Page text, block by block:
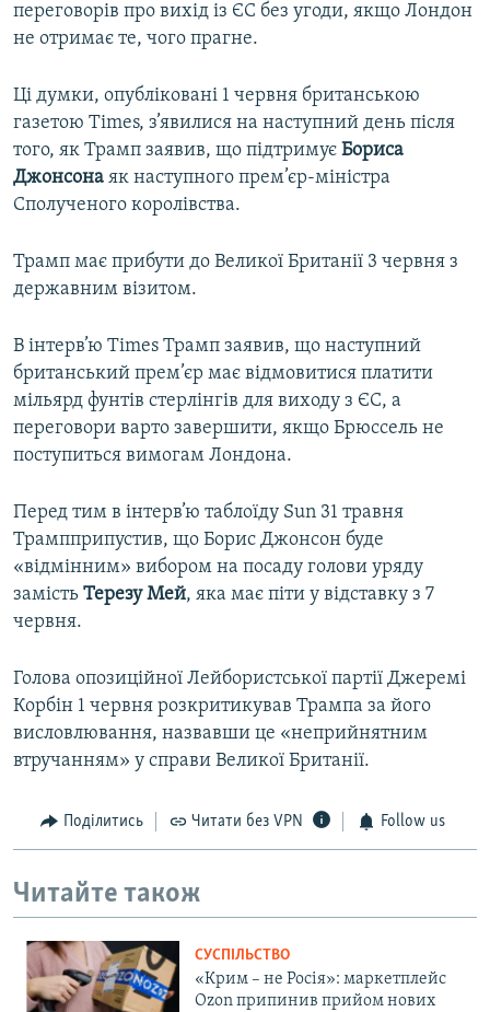
переговорів про вихід із ЄС без угоди, якщо Лондон
не отримає те, чого прагне.
Ці думки, опубліковані 1 червня британською
газетою Times, з’явилися на наступний день після
того, як Трамп заявив, що підтримує Бориса
Джонсона як наступного прем’єр-міністра
Сполученого королівства.
Трамп має прибути до Великої Британії 3 червня з
державним візитом.
В інтерв’ю Times Трамп заявив, що наступний
британський прем’єр має відмовитися платити
мільярд фунтів стерлінгів для виходу з ЄС, а
переговори варто завершити, якщо Брюссель не
поступиться вимогам Лондона.
Перед тим в інтерв’ю таблоїду Sun 31 травня
Трампприпустив, що Борис Джонсон буде
«відмінним» вибором на посаду голови уряду
замість Терезу Мей, яка має піти у відставку з 7
червня.
Голова опозиційної Лейбористської партії Джеремі
Корбін 1 червня розкритикував Трампа за його
висловлювання, назвавши це «неприйнятним
втручанням» у справи Великої Британії.
Поділитись Читати без VPN Follow us
Читайте також
СУСПІЛЬСТВО
«Крим – не Росія»: маркетплейс
Ozon припинив прийом нових